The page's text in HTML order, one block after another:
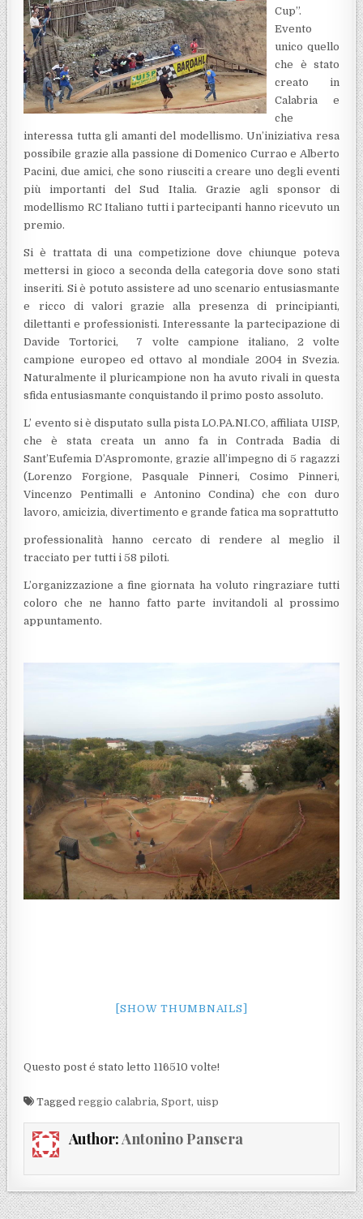
Cup”.
Evento
unico quello
che è stato
creato in
Calabria e
che
interessa tutta gli amanti del modellismo. Un’iniziativa resa
possibile grazie alla passione di Domenico Currao e Alberto
Pacini, due amici, che sono riusciti a creare uno degli eventi
più importanti del Sud Italia. Grazie agli sponsor di
modellismo RC Italiano tutti i partecipanti hanno ricevuto un
premio.
Si è trattata di una competizione dove chiunque poteva
mettersi in gioco a seconda della categoria dove sono stati
inseriti. Si è potuto assistere ad uno scenario entusiasmante
e ricco di valori grazie alla presenza di principianti,
dilettanti e professionisti. Interessante la partecipazione di
Davide Tortorici, 7 volte campione italiano, 2 volte
campione europeo ed ottavo al mondiale 2004 in Svezia.
Naturalmente il pluricampione non ha avuto rivali in questa
sfida entusiasmante conquistando il primo posto assoluto.
L’ evento si è disputato sulla pista LO.PA.NI.CO, affiliata UISP,
che è stata creata un anno fa in Contrada Badia di
Sant’Eufemia D’Aspromonte, grazie all’impegno di 5 ragazzi
(Lorenzo Forgione, Pasquale Pinneri, Cosimo Pinneri,
Vincenzo Pentimalli e Antonino Condina) che con duro
lavoro, amicizia, divertimento e grande fatica ma soprattutto
professionalità hanno cercato di rendere al meglio il
tracciato per tutti i 58 piloti.
L’organizzazione a fine giornata ha voluto ringraziare tutti
coloro che ne hanno fatto parte invitandoli al prossimo
appuntamento.
[SHOW THUMBNAILS]
Questo post é stato letto 116510 volte!
Taggedreggio calabria,Sport, uisp
Author:Antonino Pansera